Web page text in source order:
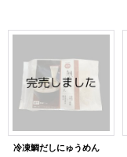
冷凍鯛だしにゅうめん